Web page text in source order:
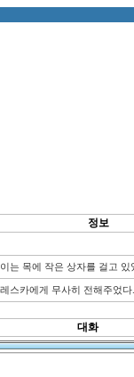
정보
는 목에 작은 상자를 걸고
스카에게 무사히 전해주었다.
대화